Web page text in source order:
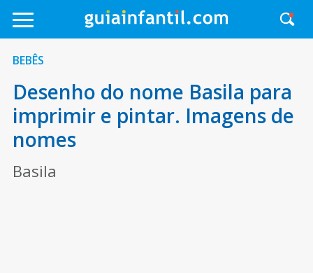
BEBÊS
Desenho do nome Basila para
imprimir e pintar. Imagens de
nomes
Basila